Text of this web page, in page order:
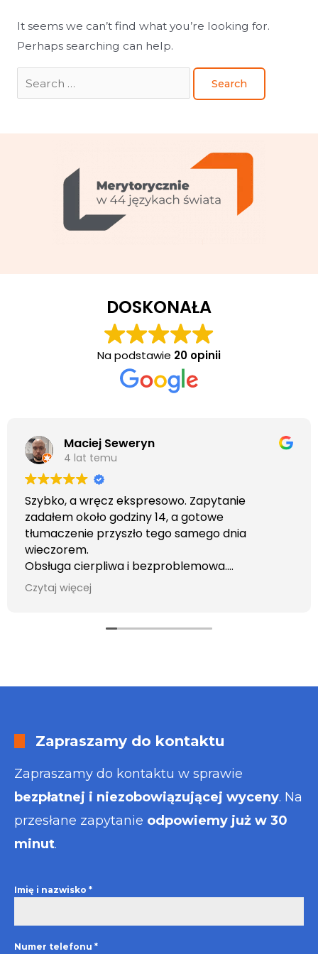
It seems we can’t find what you’re looking for.
Perhaps searching can help.
DOSKONAŁA
Na podstawie 20 opinii
Maciej Seweryn
4 lat temu
Szybko, a wręcz ekspresowo. Zapytanie
zadałem około godziny 14, a gotowe
tłumaczenie przyszło tego samego dnia
wieczorem.
Obsługa cierpliwa i bezproblemowa.
Otrzymałem wszelkie informacje i porady jaka
usługa będzie dla mnie najlepsza. Faktura także
Czytaj więcej
Zapraszamy do kontaktu
Zapraszamy do kontaktu w sprawie
bezpłatnej i niezobowiązującej wyceny. Na
przesłane zapytanie odpowiemy już w 30
minut.
Imię i nazwisko *
Numer telefonu *